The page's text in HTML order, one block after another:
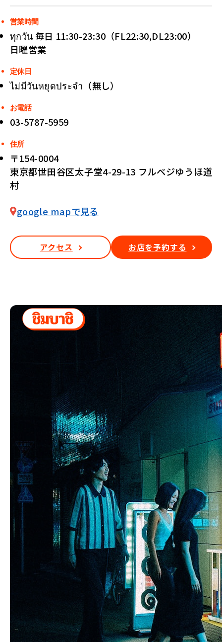
営業時間
ทุกวัน 毎日 11:30-23:30（FL22:30,DL23:00）
日曜営業
定休日
ไม่มีวันหยุดประจำ（無し）
お電話
03-5787-5959
住所
〒154-0004
東京都世田谷区太子堂4-29-13 フルベジゆうほ道
村
google mapで見る
アクセス お店を予約する